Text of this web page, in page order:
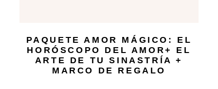
PAQUETE AMOR MÁGICO: EL
HORÓSCOPO DEL AMOR+ EL
ARTE DE TU SINASTRÍA +
MARCO DE REGALO